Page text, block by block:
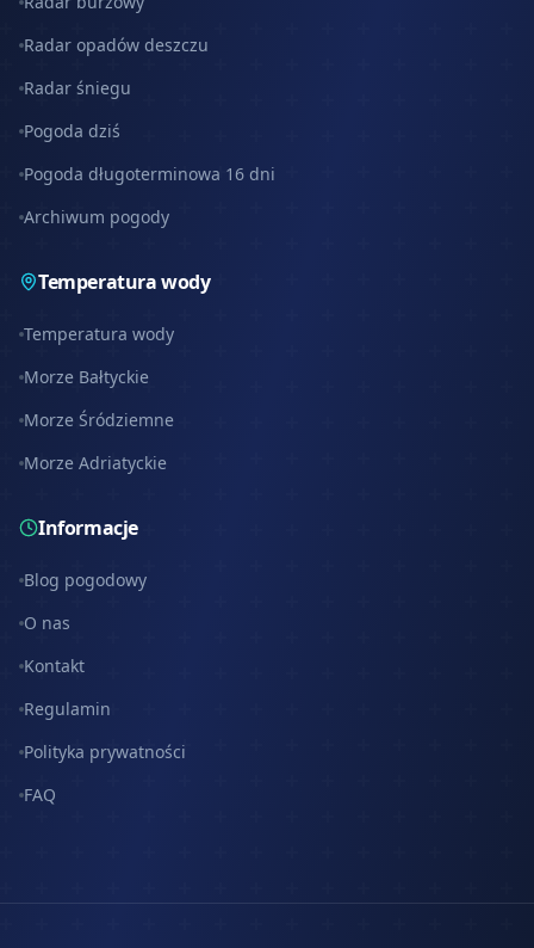
Radar opadów deszczu
Radar śniegu
Pogoda dziś
Pogoda długoterminowa 16 dni
Archiwum pogody
Temperatura wody
Temperatura wody
Morze Bałtyckie
Morze Śródziemne
Morze Adriatyckie
Informacje
Blog pogodowy
O nas
Kontakt
Regulamin
Polityka prywatności
FAQ